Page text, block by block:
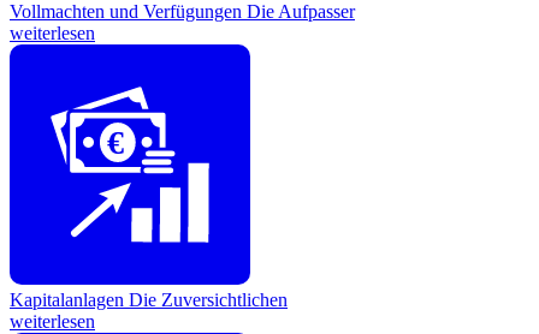
Vollmachten und Verfügungen Die Aufpasser
weiterlesen
€
Kapitalanlagen Die Zuversichtlichen
weiterlesen